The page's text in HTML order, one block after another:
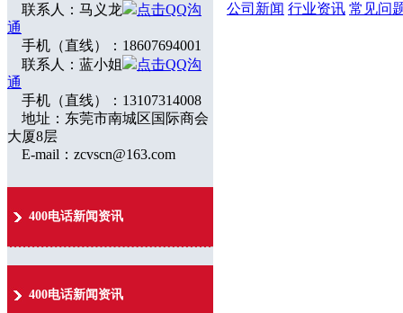
联系人：马义龙
点击QQ沟
通
手机（直线）：18607694001
联系人：蓝小姐
点击QQ沟
通
手机（直线）：13107314008
地址：东莞市南城区国际商会
大厦8层
E-mail：zcvscn@163.com
400电话新闻资讯
400电话新闻资讯
公司新闻 行业资讯 常见问